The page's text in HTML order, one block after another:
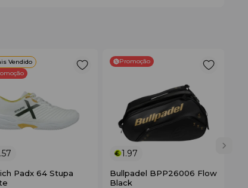
Vendido
Padx 64 Stupa
Promoção
1.97
Bullpadel BPP26006 Flow
Black